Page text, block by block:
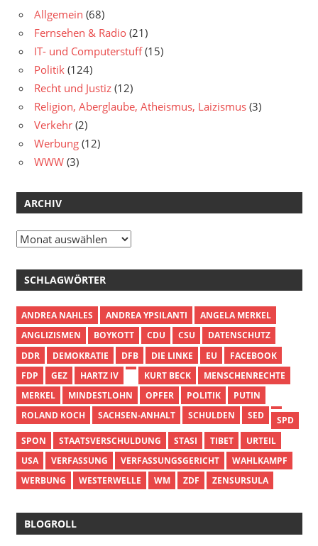
Allgemein (68)
Fernsehen & Radio (21)
IT- und Computerstuff(15)
Politik (124)
Recht und Justiz (12)
Religion, Aberglaube, Atheismus, Laizismus (3)
Verkehr (2)
Werbung (12)
WWW (3)
ARCHIV
Archiv
SCHLAGWÖRTER
ANDREA NAHLES ANDREA YPSILANTI
ANGELA MERKEL
ANGLIZISMEN
BOYKOTT CDU CSU
DATENSCHUTZ
DDR
DEMOKRATIE DFB DIE LINKE EU
FACEBOOK
FDP
GEZ HARTZ IV KURT BECK
MENSCHENRECHTE
MERKEL
MINDESTLOHN OPFER POLITIK
PUTIN
ROLAND KOCH
SACHSEN-ANHALT SCHULDEN SED
SPD
SPON
STAATSVERSCHULDUNG STASI TIBET
URTEIL
USA
VERFASSUNG VERFASSUNGSGERICHT
WAHLKAMPF
WERBUNG
WESTERWELLE WM ZDF ZENSURSULA
BLOGROLL